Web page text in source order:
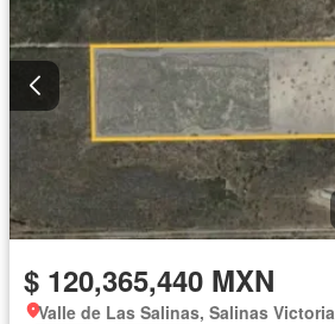
$ 120,365,440 MXN
Valle de Las Salinas, Salinas Victoria